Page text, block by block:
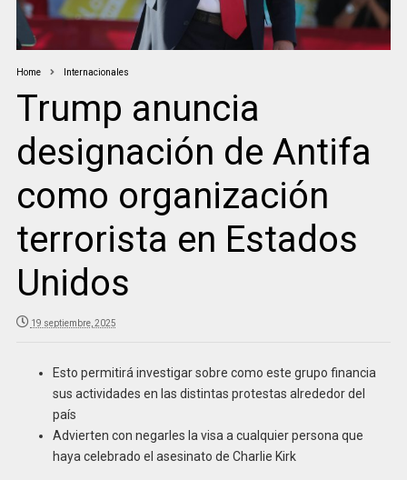
Home Internacionales
Trump anuncia
designación de Antifa
como organización
terrorista en Estados
Unidos
19 septiembre, 2025
Esto permitirá investigar sobre como este grupo financia
sus actividades en las distintas protestas alrededor del
país
Advierten con negarles la visa a cualquier persona que
haya celebrado el asesinato de Charlie Kirk